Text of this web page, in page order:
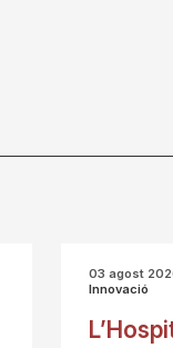
03 agost
Innovació